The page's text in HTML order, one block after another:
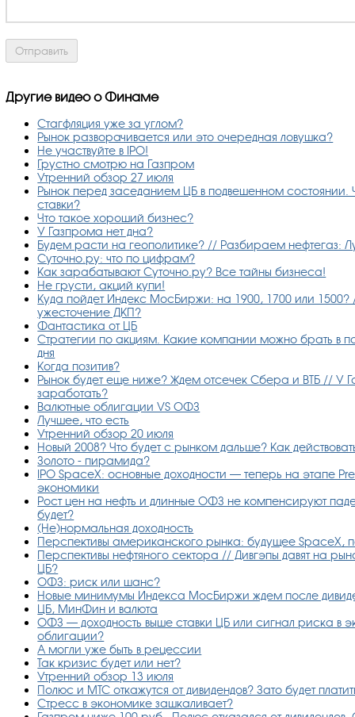
Другие видео о Финаме
Стагфляция уже за углом?
Рынок разворачивается или это очередная ловушка?
Не участвуйте в IPO!
Грустно смотрю на Газпром
Утренний обзор 27 июля
Рынок перед заседанием ЦБ в подвешенном
ставки?
Что такое хороший бизнес?
У Газпрома нет дна?
Будем расти на геополитике? // Разбираем нефтегаз:
Суточно.ру: что по цифрам?
Как зарабатывают Суточно.ру? Все тайны бизнеса!
Не грусти, акций купи!
Куда пойдет Индекс МосБиржи: на 1900, 1700 или
ужесточение ДКП?
Фантастика от ЦБ
Стратегии по акциям. Какие компании можно брать в
дня
Когда позитив?
Рынок будет еще ниже? Ждем отсечек Сбера и ВТБ // У
заработать?
Валютные облигации VS ОФЗ
Лучшее, что есть
Утренний обзор 20 июля
Новый 2008? Что будет с рынком дальше? Как
Золото - пирамида?
IPO SpaceX: основные доходности — теперь на этапе
экономики
Рост цен на нефть и длинные ОФЗ не компенсируют
будет?
(Не)нормальная доходность
Перспективы американского рынка: будущее SpaceX,
Перспективы нефтяного сектора // Дивгэпы давят на
ЦБ?
ОФЗ: риск или шанс?
Новые минимумы Индекса МосБиржи ждем после
ЦБ, МинФин и валюта
ОФЗ — доходность выше ставки ЦБ или сигнал риска в
облигации?
А могли уже быть в рецессии
Так кризис будет или нет?
Утренний обзор 13 июля
Полюс и МТС откажутся от дивидендов? Зато будет
Стресс в экономике зашкаливает?